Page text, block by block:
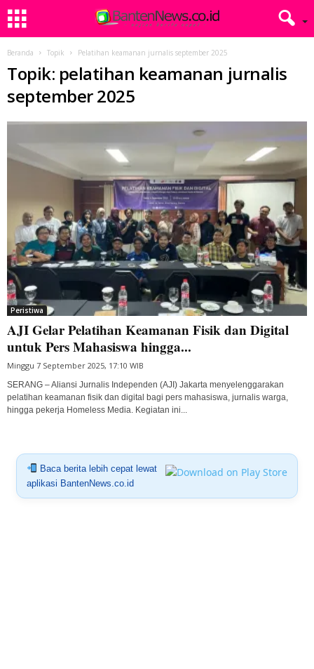
Beranda Topik Pelatihan keamanan jurnalis september 2025
Topik: pelatihan keamanan jurnalis
september 2025
Peristiwa
AJI Gelar Pelatihan Keamanan Fisik dan Digital
untuk Pers Mahasiswa hingga...
Minggu 7 September 2025, 17:10 WIB
SERANG – Aliansi Jurnalis Independen (AJI) Jakarta menyelenggarakan
pelatihan keamanan fisik dan digital bagi pers mahasiswa, jurnalis warga,
hingga pekerja Homeless Media. Kegiatan ini...
Baca berita lebih cepat lewat
aplikasi BantenNews.co.id